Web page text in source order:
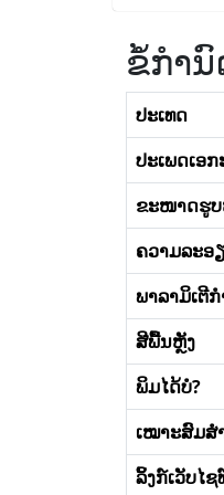
ຂໍ້ກໍານົ
ປະເທດ
ປະເພດເອ
ຂະໜາດຮູບ
ຄວາມລະອ
ພາລາມິເຕີ
ສີພື້ນຫຼັງ
ພິມໄດ້ບໍ?
ເໝາະສົມສໍ
ລິ້ງກ໌ເວັບໄ